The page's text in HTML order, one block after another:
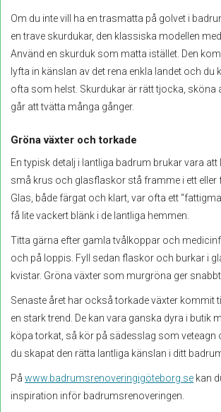
Om du inte vill ha en trasmatta på golvet i
en trave skurdukar, den klassiska modellen
Använd en skurduk som matta istället. Den
lyfta in känslan av det rena enkla landet och du
ofta som helst. Skurdukar är rätt tjocka, sköna
går att tvätta många gånger.
Gröna växter och torkade
En typisk detalj i lantliga badrum brukar vara att
små krus och glasflaskor stå framme i ett eller
Glas, både färgat och klart, var ofta ett
få lite vackert blänk i de lantliga hemmen.
Titta gärna efter gamla tvålkoppar och
och på loppis. Fyll sedan flaskor och burkar i
kvistar. Gröna växter som murgröna ger snabbt
Senaste året har också torkade växter kommit
en stark trend. De kan vara ganska dyra i butik
köpa torkat, så kör på sädesslag som veteagn
du skapat den rätta lantliga känslan i ditt
På www.badrumsrenoveringigöteborg.se kan
inspiration inför badrumsrenoveringen.